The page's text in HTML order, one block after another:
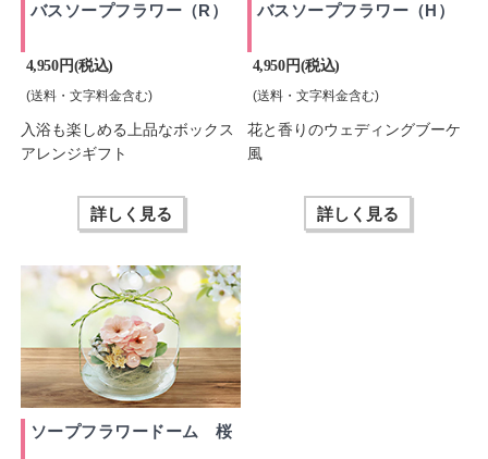
バスソープフラワー（R）
4,950 円(税込)
(送料・文字料金含む)
入浴も楽しめる上品なボックス
アレンジギフト
詳しく見る
バスソープフラワー（H）
4,950 円(税込)
(送料・文字料金含む)
花と香りのウェディングブーケ
風
詳しく見る
ソープフラワードーム 桜